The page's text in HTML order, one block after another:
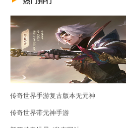
传奇世界手游复古版本无元神
传奇世界带元神手游